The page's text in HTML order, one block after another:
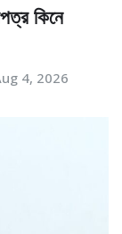
কিনে
4, 2026